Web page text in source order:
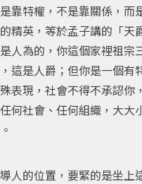
靠特權，不是靠關係，而
精英，等於孟子講的「天
人為的，你這個家裡祖宗
這是人爵；但你是一個有
表現，社會不得不承認你
何社會、任何組織，大大
人的位置，要緊的是坐上